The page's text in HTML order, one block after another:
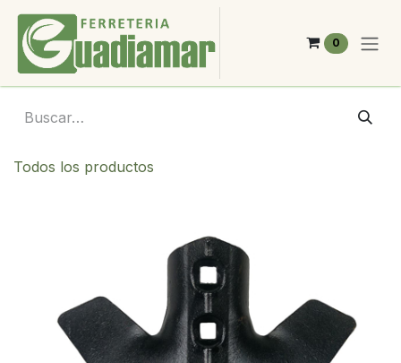
Ir al contenido
0
Todos los productos